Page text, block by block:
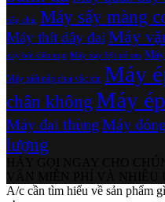
nắp chai Máy sấy màng
Máy thít dây đai Máy
xay bột siêu mịn Máy xay bột trẻ em
Máy xiết nắp chai vắc xin Máy
chân không Máy
Máy đai thùng Máy
lượng
A/c cần tìm hiểu về sản phẩm